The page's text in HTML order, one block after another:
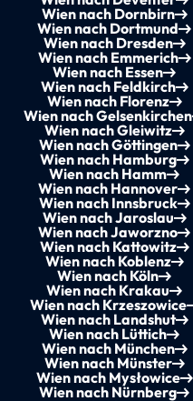
Wien nach Dornbirn
Wien nach Dortmund
Wien nach Dresden
Wien nach Emmerich
Wien nach Essen
Wien nach Feldkirch
Wien nach Florenz
Wien nach Gelsenkirchen
Wien nach Gleiwitz
Wien nach Göttingen
Wien nach Hamburg
Wien nach Hamm
Wien nach Hannover
Wien nach Innsbruck
Wien nach Jaroslau
Wien nach Jaworzno
Wien nach Kattowitz
Wien nach Koblenz
Wien nach Köln
Wien nach Krakau
Wien nach Krzeszowice
Wien nach Landshut
Wien nach Lüttich
Wien nach München
Wien nach Münster
Wien nach Mysłowice
Wien nach Nürnberg